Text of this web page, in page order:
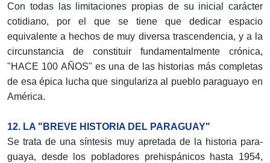
Con todas las limitaciones propias de su inicial carácter
cotidiano, por el que se tiene que dedicar espacio
equivalente a hechos de muy diversa trascendencia, y a la
circunstancia de constituir fundamentalmente crónica,
"HACE 100 AÑOS" es una de las historias más completas
de esa épica lucha que singulariza al pueblo paraguayo en
América.
12. LA "BREVE HISTORIA DEL PARAGUAY"
Se trata de una síntesis muy apretada de la historia para-
guaya, desde los pobladores prehispánicos hasta 1954,